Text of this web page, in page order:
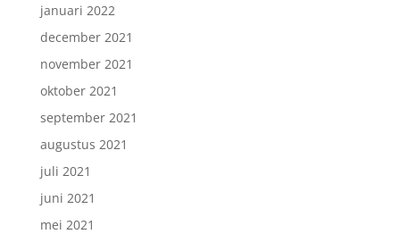
januari 2022
december 2021
november 2021
oktober 2021
september 2021
augustus 2021
juli 2021
juni 2021
mei 2021